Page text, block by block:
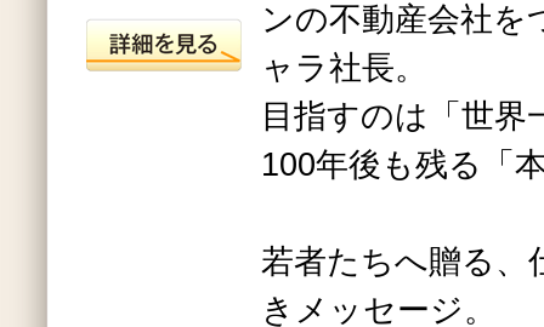
ンの不動産会社
ャラ社長。
目指すのは「世界
100年後も残る「
若者たちへ贈る、
きメッセージ。